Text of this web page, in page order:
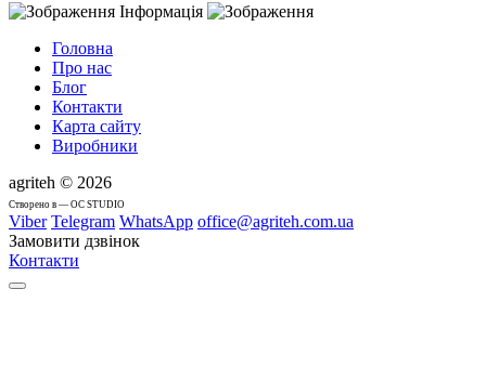
Інформація
Головна
Про нас
Блог
Контакти
Карта сайту
Виробники
agriteh © 2026
Cтворено в — OC STUDIO
Viber Telegram WhatsApp office@agriteh.com.ua
Замовити дзвінок
Контакти